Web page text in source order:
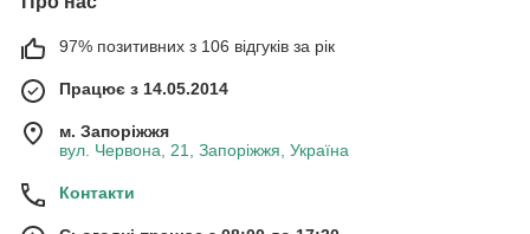
97% позитивних з 106 відгуків за рік
Працює з 14.05.2014
м. Запоріжжя
вул. Червона, 21, Запоріжжя, Україна
Контакти